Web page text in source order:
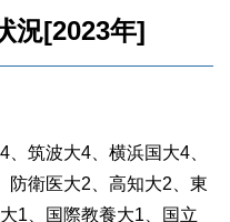
況[2023年]
筑波大4、横浜国大4、
防衛医大2、高知大2、東
1、国際教養大1、国立